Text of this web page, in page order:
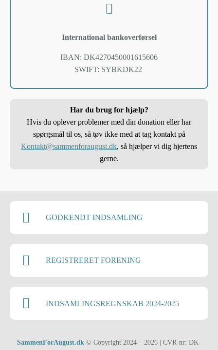
International bankoverførsel
IBAN: DK4270450001615606
SWIFT: SYBKDK22
Har du brug for hjælp?
Hvis du oplever problemer med din donation eller har
spørgsmål til os, så tøv ikke med at tag kontakt på
Kontakt@sammenforaugust.dk, så hjælper vi dig hjertens
gerne.
GODKENDT INDSAMLING
REGISTRERET FORENING
INDSAMLINGSREGNSKAB 2024-2025
SammenForAugust.dk © Copyright 2024 – 2026 | CVR-nr: DK-